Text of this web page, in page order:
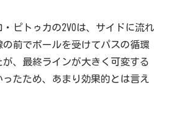
ピトゥカの2VOは、サイドに流れ
の前でボールを受けてパスの循環
が、最終ラインが大きく可変する
ったため、あまり効果的とは言え